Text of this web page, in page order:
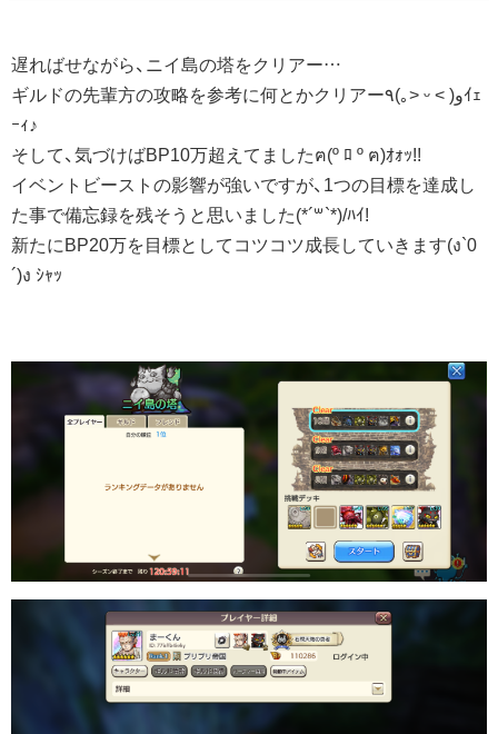
遅ればせながら、ニイ島の塔をクリアー…
ギルドの先輩方の攻略を参考に何とかクリアー٩(｡˃ ᵕ ˂ )وｲｪ
ｰｨ♪
そして、気づけばBP10万超えてましたฅ(º ﾛ º ฅ)ｵｫｯ!!
イベントビーストの影響が強いですが、1つの目標を達成し
た事で備忘録を残そうと思いました(*´꒳`*)/ﾊｲ!
新たにBP20万を目標としてコツコツ成長していきます(ง`0
´)ง ｼｬｯ